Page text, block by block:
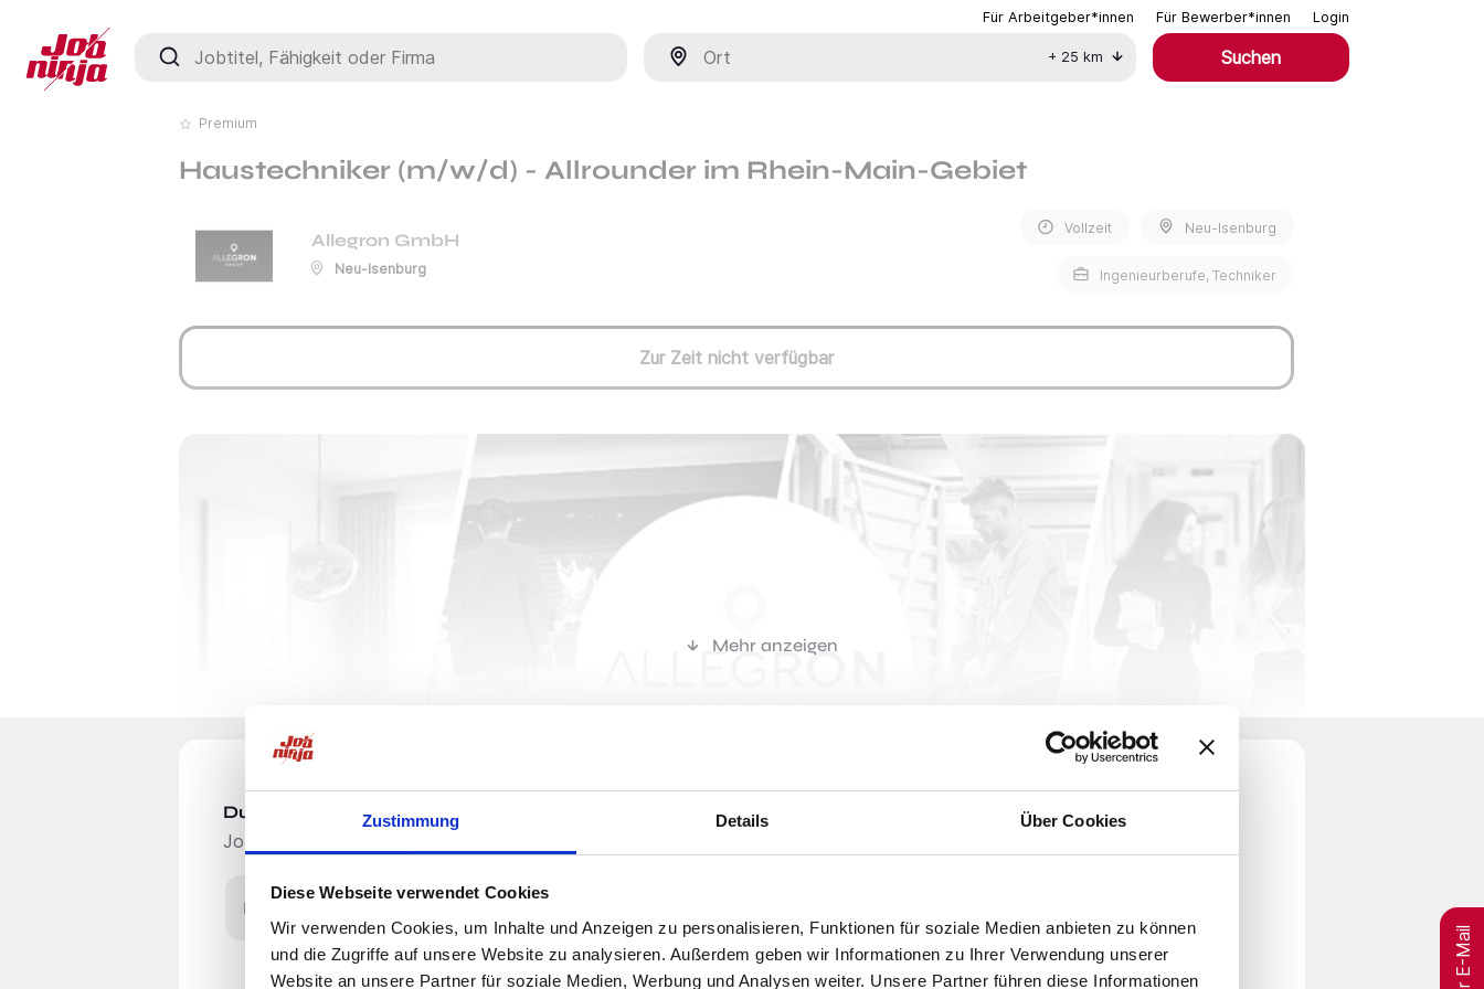
Zustimmung Details Über Cookies
Diese Webseite verwendet Cookies
Wir verwenden Cookies, um Inhalte und Anzeigen zu personalisieren, Funktionen für soziale Medien anbieten zu können
und die Zugriffe auf unsere Website zu analysieren. Außerdem geben wir Informationen zu Ihrer Verwendung unserer
Website an unsere Partner für soziale Medien, Werbung und Analysen weiter. Unsere Partner führen diese Informationen
Für Arbeitgeber*innen Für Bewerber*innen Login
Jobtitel, Fähigkeit oder Firma
+ 25 km Suchen
Premium
Haustechniker (m/w/d) - Allrounder im Rhein-Main-Gebiet
Allegron GmbH
Neu-Isenburg
Vollzeit Neu-Isenburg
Ingenieurberufe, Techniker
Zur Zeit nicht verfügbar
Allegron GmbH – seit 1991 erfolgreich in der Immobilienbetreuung
Mehr anzeigen
Du möchtest Jobs, die zu Dir passen?
Jobangebote per E-Mail erhalten
E-Mail-Adresse